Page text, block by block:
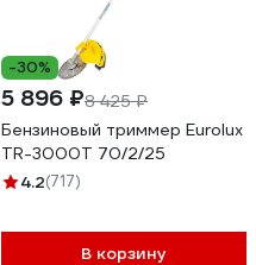
-30%
5 896 ₽8 425 ₽
Бензиновый триммер Eurolux
TR-3000T 70/2/25
4.2(717)
В корзину